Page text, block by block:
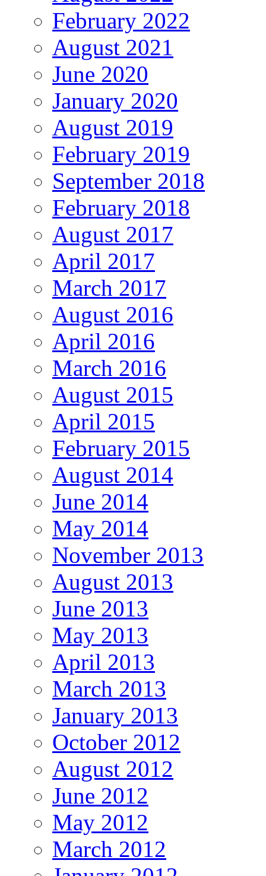
February 2022
August 2021
June 2020
January 2020
August 2019
February 2019
September 2018
February 2018
August 2017
April 2017
March 2017
August 2016
April 2016
March 2016
August 2015
April 2015
February 2015
August 2014
June 2014
May 2014
November 2013
August 2013
June 2013
May 2013
April 2013
March 2013
January 2013
October 2012
August 2012
June 2012
May 2012
March 2012